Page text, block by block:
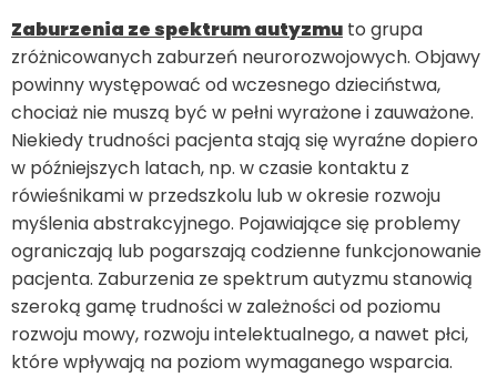
Zaburzenia ze spektrum autyzmu to grupa
zróżnicowanych zaburzeń neurorozwojowych. Objawy
powinny występować od wczesnego dzieciństwa,
chociaż nie muszą być w pełni wyrażone i zauważone.
Niekiedy trudności pacjenta stają się wyraźne dopiero
w późniejszych latach, np. w czasie kontaktu z
rówieśnikami w przedszkolu lub w okresie rozwoju
myślenia abstrakcyjnego. Pojawiające się problemy
ograniczają lub pogarszają codzienne funkcjonowanie
pacjenta. Zaburzenia ze spektrum autyzmu stanowią
szeroką gamę trudności w zależności od poziomu
rozwoju mowy, rozwoju intelektualnego, a nawet płci,
które wpływają na poziom wymaganego wsparcia.